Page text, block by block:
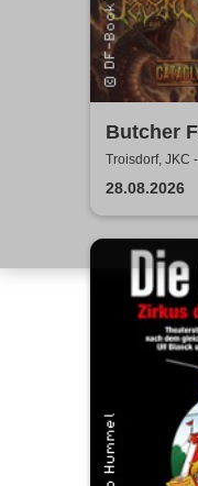
Butcher
Troisdorf, JKC
28.08.2026